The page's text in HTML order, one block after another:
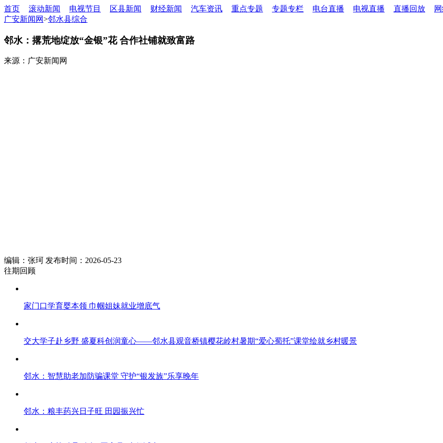
首页 滚动新闻 电视节目 区县新闻 财经新闻 汽车资讯 重点专题 专题专栏 电台直播 电视直播 直播回放
广安新闻网>邻水县综合
邻水：撂荒地绽放“金银”花 合作社铺就致富路
来源：广安新闻网
编辑：张珂 发布时间：2026-05-23
往期回顾
家门口学育婴本领 巾帼姐妹就业增底气
交大学子赴乡野 盛夏科创润童心——邻水县观音桥镇樱花岭村暑期“爱心蜀托”课堂绘就乡村暖景
邻水：智慧助老加防骗课堂 守护“银发族”乐享晚年
邻水：粮丰药兴日子旺 田园振兴忙